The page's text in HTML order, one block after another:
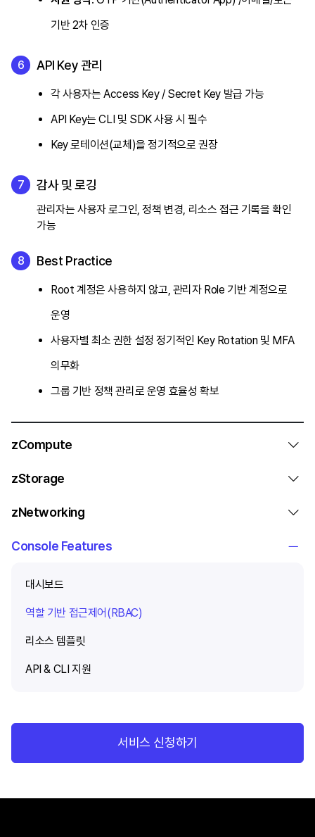
기반 2차 인증
API Key 관리
각 사용자는 Access Key / Secret Key 발급 가능
API Key는 CLI 및 SDK 사용 시 필수
Key 로테이션(교체)을 정기적으로 권장
감사 및 로깅
관리자는 사용자 로그인, 정책 변경, 리소스 접근 기록을 확인
가능
Best Practice
Root 계정은 사용하지 않고, 관리자 Role 기반 계정으로
운영
사용자별 최소 권한 설정 정기적인 Key Rotation 및 MFA
의무화
그룹 기반 정책 관리로 운영 효율성 확보
zCompute
zStorage
zNetworking
Console Features
대시보드
역할 기반 접근제어(RBAC)
리소스 템플릿
API & CLI 지원
서비스 신청하기